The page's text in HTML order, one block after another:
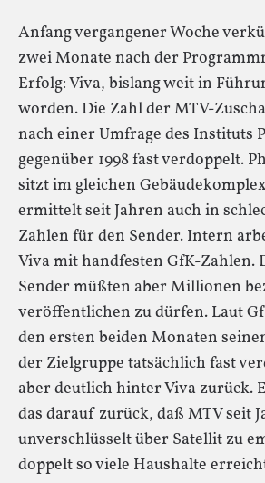
Anfang vergangener Woche
zwei Monate nach der
Erfolg: Viva, bislang weit in
worden. Die Zahl der MTV-
nach einer Umfrage des Instituts
gegenüber 1998 fast verdoppelt.
sitzt im gleichen
ermittelt seit Jahren auch in
Zahlen für den Sender. Intern
Viva mit handfesten GfK-Zahlen.
Sender müßten aber Millionen
veröffentlichen zu dürfen. Laut
den ersten beiden Monaten
der Zielgruppe tatsächlich fast
aber deutlich hinter Viva zurück.
das darauf zurück, daß MTV seit
unverschlüsselt über Satellit zu
doppelt so viele Haushalte